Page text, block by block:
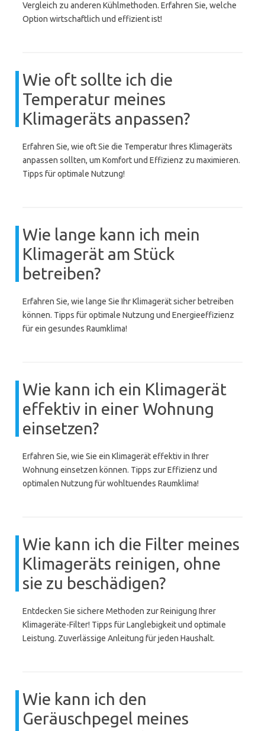
Vergleich zu anderen Kühlmethoden. Erfahren Sie, welche
Option wirtschaftlich und effizient ist!
Wie oft sollte ich die
Temperatur meines
Klimageräts anpassen?
Erfahren Sie, wie oft Sie die Temperatur Ihres Klimageräts
anpassen sollten, um Komfort und Effizienz zu maximieren.
Tipps für optimale Nutzung!
Wie lange kann ich mein
Klimagerät am Stück
betreiben?
Erfahren Sie, wie lange Sie Ihr Klimagerät sicher betreiben
können. Tipps für optimale Nutzung und Energieeffizienz
für ein gesundes Raumklima!
Wie kann ich ein Klimagerät
effektiv in einer Wohnung
einsetzen?
Erfahren Sie, wie Sie ein Klimagerät effektiv in Ihrer
Wohnung einsetzen können. Tipps zur Effizienz und
optimalen Nutzung für wohltuendes Raumklima!
Wie kann ich die Filter meines
Klimageräts reinigen, ohne
sie zu beschädigen?
Entdecken Sie sichere Methoden zur Reinigung Ihrer
Klimageräte-Filter! Tipps für Langlebigkeit und optimale
Leistung. Zuverlässige Anleitung für jeden Haushalt.
Wie kann ich den
Geräuschpegel meines